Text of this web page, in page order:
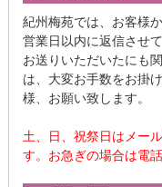
紀州梅苑では、お客様
営業日以内に返信させ
お送りいただいたにも
は、大変お手数をお掛
様、お願い致します。
土、日、祝祭日はメー
す。お急ぎの場合は電